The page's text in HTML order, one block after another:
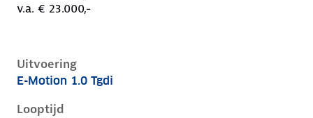
v.a. € 23.000,-
Uitvoering
Hyundai I20 iii-1e-facelift, 1.0 tgdi, 66 kW, Benzine, 5
E-Motion 1.0 Tgdi
Looptijd